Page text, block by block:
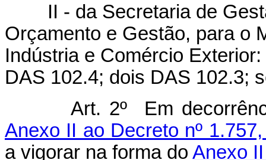
II - da Secretaria de
Orçamento e Gestão, para o
Indústria e Comércio
DAS 102.4; dois DAS 102.3;
Art. 2º Em decorrência
Anexo II ao Decreto nº
a vigorar na forma do Anexo